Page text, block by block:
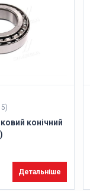
конічний
Детальніше